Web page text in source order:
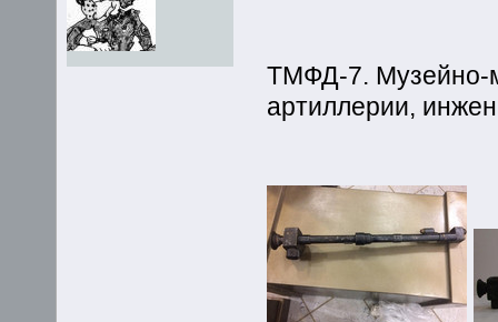
ТМФД-7. Музейно-
артиллерии,